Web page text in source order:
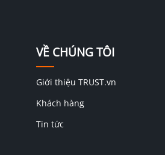
VỀ CHÚNG TÔI
Giới thiệu TRUST.vn
Khách hàng
Tin tức